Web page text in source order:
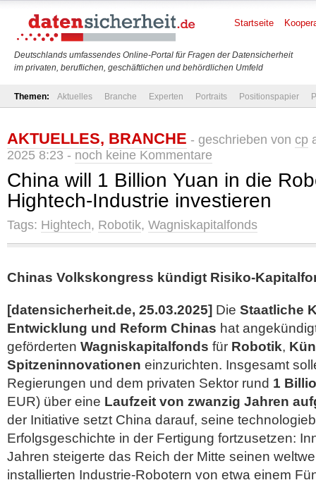
Deutschlands umfassendes Online-Portal für Fragen der Datensicherheit
im privaten, beruflichen, geschäftlichen und behördlichen Umfeld
Startseite
Themen: Aktuelles Branche Experten Portraits Positionspapier
AKTUELLES, BRANCHE - geschrieben von cp
2025 8:23 - noch keine Kommentare
China will 1 Billion Yuan in die
Hightech-Industrie investieren
Tags: Hightech, Robotik, Wagniskapitalfonds
Chinas Volkskongress kündigt Risiko-
[datensicherheit.de, 25.03.2025] Die Staatliche
Entwicklung und Reform Chinas hat
geförderten Wagniskapitalfonds für Robotik,
Spitzeninnovationen einzurichten. Insgesamt
Regierungen und dem privaten Sektor rund 1
EUR) über eine Laufzeit von zwanzig Jahren
der Initiative setzt China darauf, seine
Erfolgsgeschichte in der Fertigung fortzusetzen:
Jahren steigerte das Reich der Mitte seinen
installierten Industrie-Robotern von etwa einem